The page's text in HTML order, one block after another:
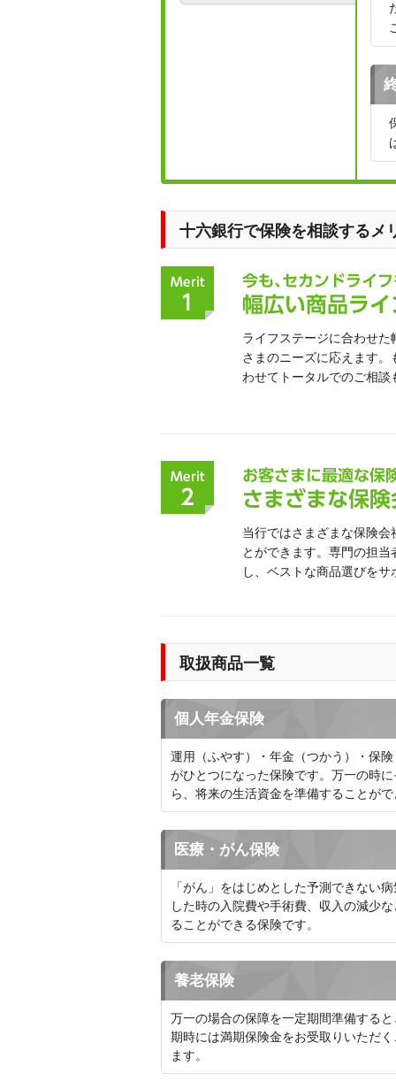
十六銀行で保険を相談するメ
ライフステージに合わせ
さまのニーズに応えます
わせてトータルでのご相談
当行ではさまざまな保険
とができます。専門の担
し、ベストな商品選びをサ
取扱商品一覧
個人年金保険
運用（ふやす）・年金（つかう）・保
がひとつになった保険です。万一の時
ら、将来の生活資金を準備することが
医療・がん保険
「がん」をはじめとした予測できない
した時の入院費や手術費、収入の減少
ることができる保険です。
養老保険
万一の場合の保障を一定期間準備する
期時には満期保険金をお受取りいただ
ます。